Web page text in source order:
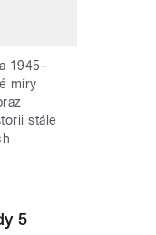
1945–
míry
stále
5